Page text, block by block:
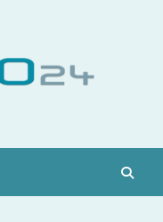
toga